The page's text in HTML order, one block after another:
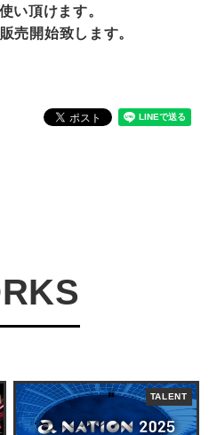
い頂けます。
売開始致します。
TALENT